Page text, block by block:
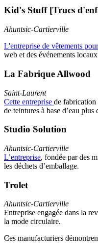
Kid's Stuff [Trucs
Ahuntsic-Cartierville
L'entreprise de vêtements
web et des événements
La Fabrique Allwood
Saint-Laurent
Cette entreprise de fabrication
de teintures à base d’eau plus
Studio Solution
Ahuntsic-Cartierville
L’entreprise, fondée par des
les déchets d’emballage.
Trolet
Ahuntsic-Cartierville
Entreprise engagée dans la
la mode circulaire.
Ces manufacturiers